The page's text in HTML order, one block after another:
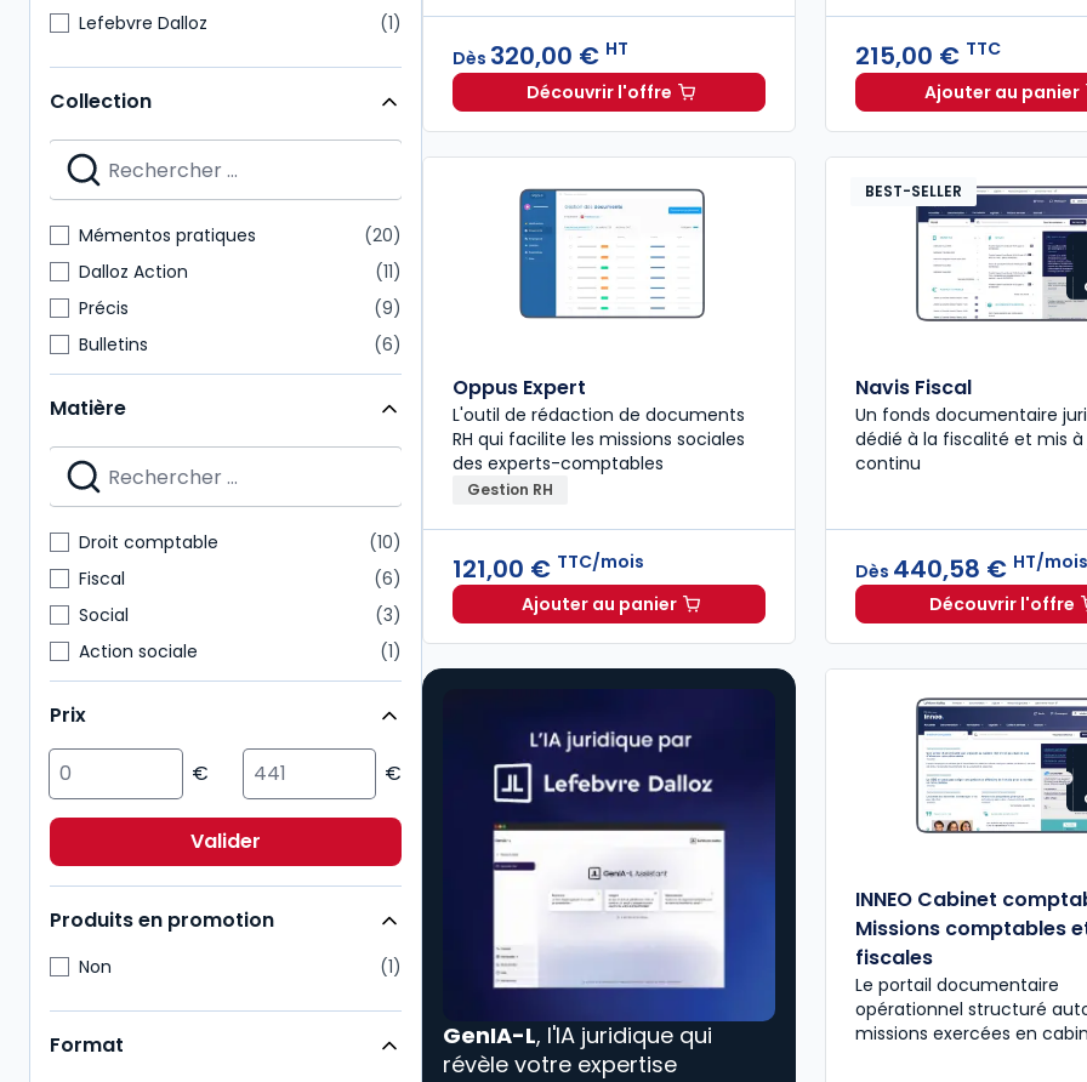
Lefebvre Dalloz
1
Collection
Mémentos pratiques
20
Dalloz Action
11
Précis
9
Bulletins
6
Thèmes et commentaires
6
Dossiers pratiques
5
Revues d'actualité
5
Autres brochés
Matière
Droit comptable
10
Fiscal
6
Social
3
Action sociale
1
Affaires
1
Droit civil
1
1
ESG/Compliance
Environnement
Immobilier
1
Prix
Valider
Produits en promotion
Non 1
Format
Dès 320,00 € HT
Découvrir l'offreGenIA-L Expert-comptable à partir deDès 320,00 €
215,00 € TTC
Ajouter au panier
Oppus Expert
L'outil de rédaction de documents
RH qui facilite les missions sociales
des experts-comptables
Gestion RH
121,00 € TTC/mois
Ajouter au panierOppus Expert à 121,00 € TTC/mois
BEST-SELLER
Navis Fiscal
Un fonds documentaire
dédié à la fiscalité et mis à
continu
Dès 440,58 € HT/mois
Découvrir l'offre
Navis
GenIA-L, l'IA juridique qui
révèle votre expertise
INNEO Cabinet
Missions comptables
fiscales
Le portail documentaire
opérationnel structuré
missions exercées en